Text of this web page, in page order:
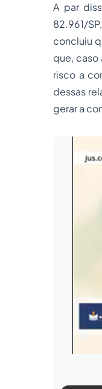
A par
82.961/
concluiu
que, caso
risco a
dessas
gerar a